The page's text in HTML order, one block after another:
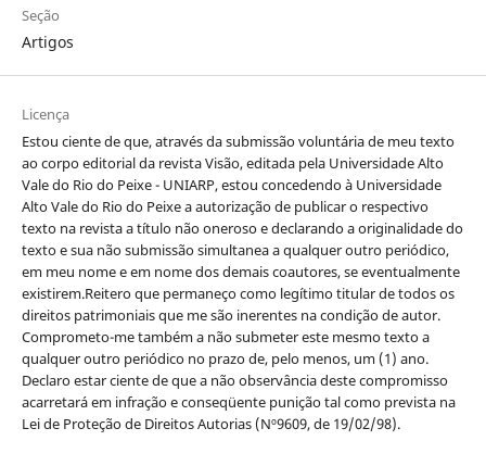
Seção
Artigos
Licença
Estou ciente de que, através da submissão voluntária de meu texto
ao corpo editorial da revista Visão, editada pela Universidade Alto
Vale do Rio do Peixe - UNIARP, estou concedendo à Universidade
Alto Vale do Rio do Peixe a autorização de publicar o respectivo
texto na revista a título não oneroso e declarando a originalidade do
texto e sua não submissão simultanea a qualquer outro periódico,
em meu nome e em nome dos demais coautores, se eventualmente
existirem.Reitero que permaneço como legítimo titular de todos os
direitos patrimoniais que me são inerentes na condição de autor.
Comprometo-me também a não submeter este mesmo texto a
qualquer outro periódico no prazo de, pelo menos, um (1) ano.
Declaro estar ciente de que a não observância deste compromisso
acarretará em infração e conseqüente punição tal como prevista na
Lei de Proteção de Direitos Autorias (Nº9609, de 19/02/98).